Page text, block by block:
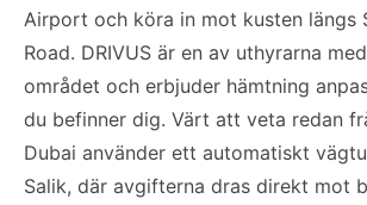
Airport och köra in mot kusten längs
Road. DRIVUS är en av uthyrarna
området och erbjuder hämtning
du befinner dig. Värt att veta redan
Dubai använder ett automatiskt
Salik, där avgifterna dras direkt mot